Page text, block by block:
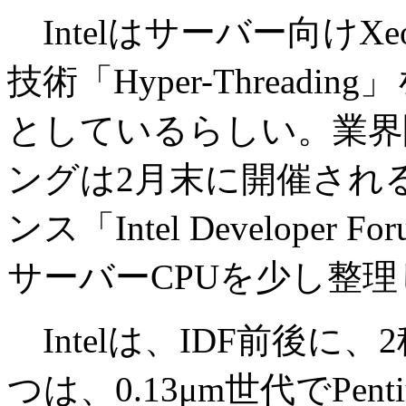
Intelはサーバー向け
技術「Hyper-Threading
としているらしい。業
ングは2月末に開催され
ンス「Intel Developer
サーバーCPUを少し整
Intelは、IDF前後に、2
つは、0.13μm世代で